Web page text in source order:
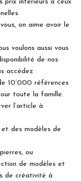
prix inférieurs à ceux
on aime avoir le
voulons aussi vous
de nos
accédez
10’000 références
toute la famille.
l’article à
et des modèles de
ou
de modèles et
de créativité à